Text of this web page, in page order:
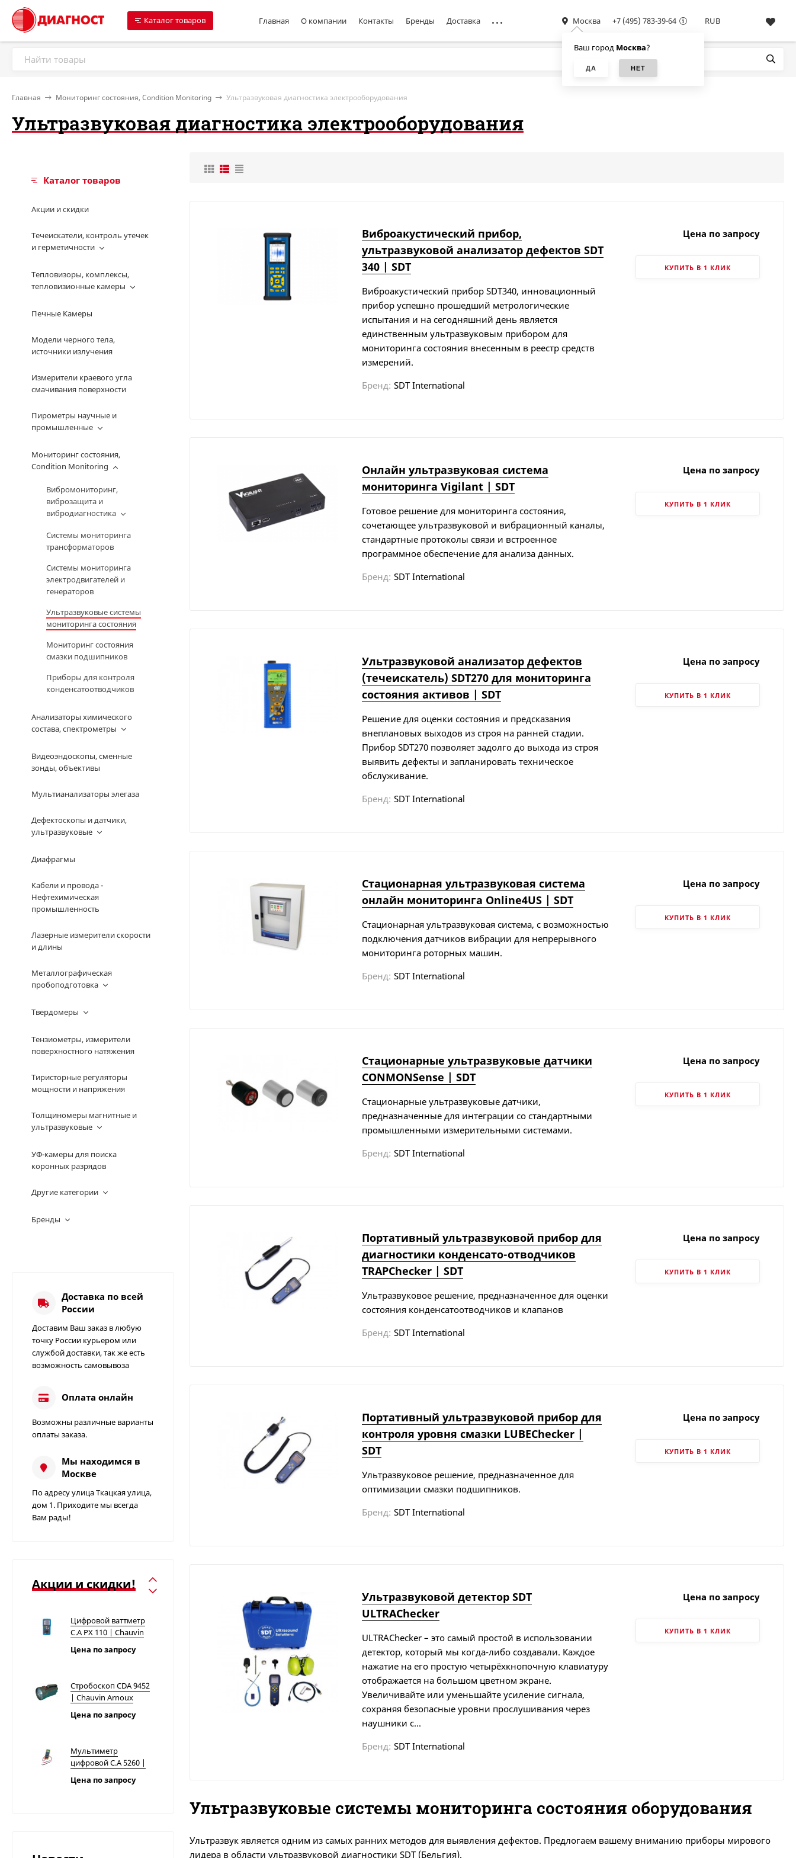
Каталог товаров Главная О компании Контакты Бренды Доставка Москва
Ваш город Москва?
+7 (495) 783-39-64 RUB
Главная Мониторинг состояния, Condition Monitoring Ультразвуковая диагностика электрооборудования
Ультразвуковая диагностика электрооборудования
Виброакустический прибор,
ультразвуковой анализатор дефектов SDT
340 | SDT
Виброакустический прибор SDT340, инновационный
прибор успешно прошедший метрологические
испытания и на сегодняшний день является
единственным ультразвуковым прибором для
мониторинга состояния внесенным в реестр средств
измерений.
Бренд: SDT International
Цена по запросу
КУПИТЬ В 1 КЛИК
Онлайн ультразвуковая система
мониторинга Vigilant | SDT
Готовое решение для мониторинга состояния,
сочетающее ультразвуковой и вибрационный каналы,
стандартные протоколы связи и встроенное
программное обеспечение для анализа данных.
Бренд: SDT International
Цена по запросу
КУПИТЬ В 1 КЛИК
Ультразвуковой анализатор дефектов
(течеискатель) SDT270 для мониторинга
состояния активов | SDT
Решение для оценки состояния и предсказания
внеплановых выходов из строя на ранней стадии.
Прибор SDT270 позволяет задолго до выхода из строя
выявить дефекты и запланировать техническое
обслуживание.
Бренд: SDT International
Цена по запросу
КУПИТЬ В 1 КЛИК
Стационарная ультразвуковая система
онлайн мониторинга Online4US | SDT
Стационарная ультразвуковая система, с возможностью
подключения датчиков вибрации для непрерывного
мониторинга роторных машин.
Бренд: SDT International
Цена по запросу
КУПИТЬ В 1 КЛИК
Стационарные ультразвуковые датчики
CONMONSense | SDT
Стационарные ультразвуковые датчики,
предназначенные для интеграции со стандартными
промышленными измерительными системами.
Бренд: SDT International
Цена по запросу
КУПИТЬ В 1 КЛИК
Портативный ультразвуковой прибор для
диагностики конденсато-отводчиков
TRAPChecker | SDT
Ультразвуковое решение, предназначенное для оценки
состояния конденсатоотводчиков и клапанов
Бренд: SDT International
Цена по запросу
КУПИТЬ В 1 КЛИК
Портативный ультразвуковой прибор для
контроля уровня смазки LUBEChecker |
SDT
Ультразвуковое решение, предназначенное для
оптимизации смазки подшипников.
Бренд: SDT International
Цена по запросу
КУПИТЬ В 1 КЛИК
Ультразвуковой детектор SDT
ULTRAChecker
ULTRAChecker – это самый простой в использовании
детектор, который мы когда-либо создавали. Каждое
нажатие на его простую четырёхкнопочную клавиатуру
отображается на большом цветном экране.
Увеличивайте или уменьшайте усиление сигнала,
сохраняя безопасные уровни прослушивания через
наушники с...
Бренд: SDT International
Цена по запросу
КУПИТЬ В 1 КЛИК
Ультразвуковые системы мониторинга состояния оборудования
Ультразвук является одним из самых ранних методов для выявления дефектов. Предлогаем вашему вниманию приборы мирового
лидера в области ультразвуковой диагностики SDT (Бельгия).
Каталог товаров
Акции и скидки
Течеискатели, контроль утечек
и герметичности
Тепловизоры, комплексы,
тепловизионные камеры
Печные Камеры
Модели черного тела,
источники излучения
Измерители краевого угла
смачивания поверхности
Пирометры научные и
промышленные
Мониторинг состояния,
Condition Monitoring
Вибромониторинг,
виброзащита и
вибродиагностика
Системы мониторинга
трансформаторов
Системы мониторинга
электродвигателей и
генераторов
Ультразвуковые системы
мониторинга состояния
Мониторинг состояния
смазки подшипников
Приборы для контроля
конденсатоотводчиков
Анализаторы химического
состава, спектрометры
Видеоэндоскопы, сменные
зонды, объективы
Мультианализаторы элегаза
Дефектоскопы и датчики,
ультразвуковые
Диафрагмы
Кабели и провода -
Нефтехимическая
промышленность
Лазерные измерители скорости
и длины
Металлографическая
пробоподготовка
Твердомеры
Тензиометры, измерители
поверхностного натяжения
Тиристорные регуляторы
мощности и напряжения
Толщиномеры магнитные и
ультразвуковые
УФ-камеры для поиска
коронных разрядов
Другие категории
Бренды
Доставка по всей
России
Доставим Ваш заказ в любую
точку России курьером или
службой доставки, так же есть
возможность самовывоза
Оплата онлайн
Возможны различные варианты
оплаты заказа.
Мы находимся в
Москве
По адресу улица Ткацкая улица,
дом 1. Приходите мы всегда
Вам рады!
Акции и скидки!
Измеритель
сопротивления
Chauvin Arnoux
Измеритель
сопротивления
заземления C.A 6415 |
Цена по запросу
6609 | Chauvin Arnoux
Цена по запросу
Цифровой ваттметр
C.A PX 110 | Chauvin
Цена по запросу
Стробоскоп CDA 9452
| Chauvin Arnoux
Цена по запросу
Мультиметр
цифровой C.A 5260 |
Цена по запросу